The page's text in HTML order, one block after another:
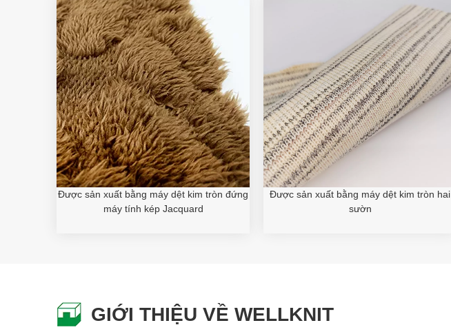
Được sản xuất bằng máy dệt kim tròn đứng
máy tính kép Jacquard
Được sản xuất bằng máy dệt kim tròn hai
sườn
GIỚI THIỆU VỀ WELLKNIT